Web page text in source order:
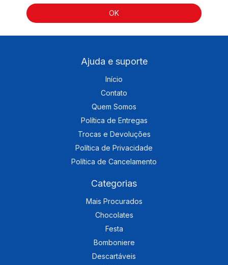
Ajuda e suporte
Início
Contato
Quem Somos
Política de Entregas
Trocas e Devoluções
Política de Privacidade
Política de Cancelamento
Categorias
Mais Procurados
Chocolates
Festa
Bomboniere
Descartáveis